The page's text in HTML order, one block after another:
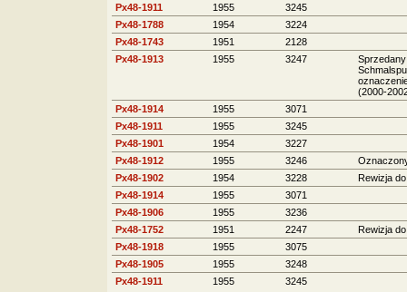
Px48-1911
1955
3245
Px48-1788
1954
3224
Px48-1743
1951
2128
Px48-1913
1955 3247
(2000-
Px48-1914
1955
3071
Px48-1911
1955
3245
Px48-1901
1954
3227
Px48-1912
1955 3246
Px48-1902
1954 3228
Rewizja
Px48-1914
1955
3071
Px48-1906
1955
3236
Px48-1752
1951 2247
Rewizja
Px48-1918
1955
3075
Px48-1905
1955
3248
Px48-1911
1955 3245